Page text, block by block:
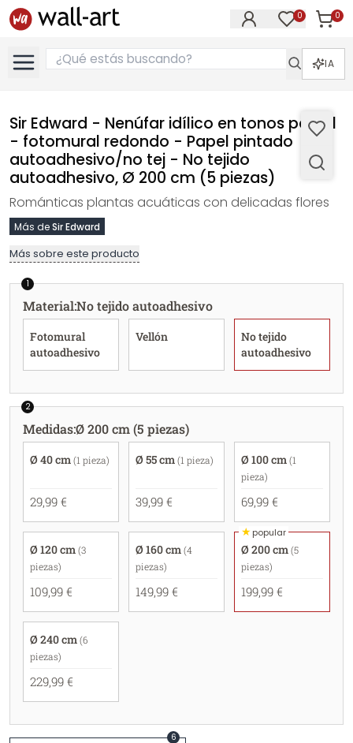
0 0
IA
Sir Edward - Nenúfar idílico en tonos pastel
- fotomural redondo - Papel pintado
autoadhesivo/no tej - No tejido
autoadhesivo, Ø 200 cm (5 piezas)
Románticas plantas acuáticas con delicadas flores
Más deSir Edward
Más sobre este producto
1
Material:No tejido autoadhesivo
Fotomural
autoadhesivo
Vellón
No tejido
autoadhesivo
2
Medidas:Ø 200 cm (5 piezas)
Ø 40 cm (1 pieza)
29,99 €
Ø 55 cm (1 pieza)
39,99 €
Ø 100 cm (1
pieza)
69,99 €
Ø 120 cm (3
piezas)
109,99 €
Ø 160 cm (4
piezas)
149,99 €
★popular
Ø 200 cm (5
piezas)
199,99 €
Ø 240 cm (6
piezas)
229,99 €
6